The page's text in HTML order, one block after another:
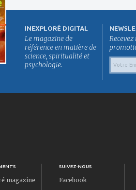
INEXPLORÉ DIGITAL
Le magazine de
référence en matière de
science, spiritualité et
psychologie.
magazine
SUIVEZ-NOUS
Facebook